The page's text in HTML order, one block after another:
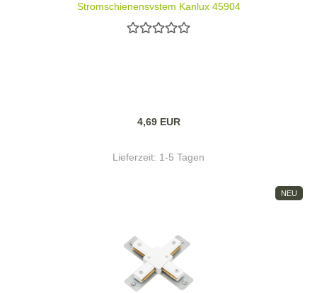
Stromschienensystem Kanlux 45904
4,69 EUR
Lieferzeit: 1-5 Tagen
NEU